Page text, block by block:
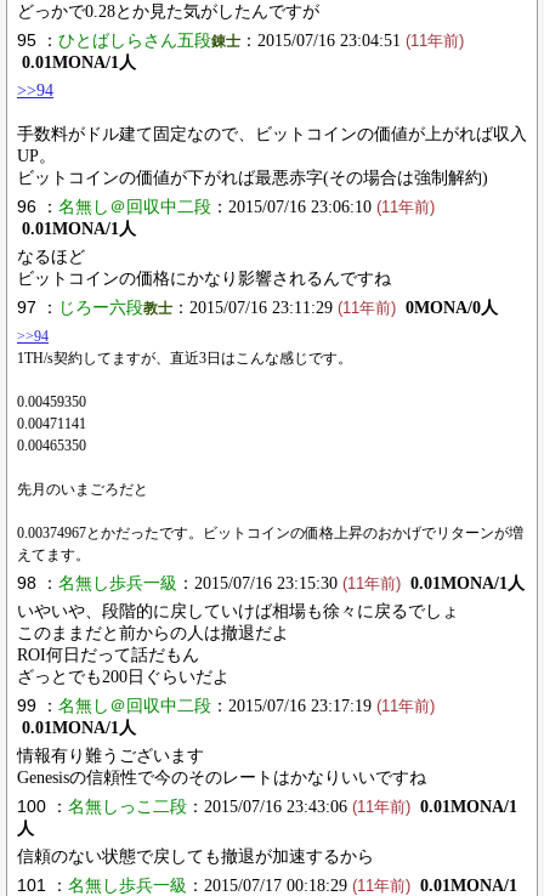
どっかで0.28とか見た気がしたんですが
95 ： ひとばしらさん五段錬士 ：2015/07/16 23:04:51 (11年前)
0.01MONA/1人
>>94
手数料がドル建て固定なので、ビットコインの価値が上がれば収入
UP。
ビットコインの価値が下がれば最悪赤字(その場合は強制解約)
96 ： 名無し＠回収中二段 ：2015/07/16 23:06:10 (11年前)
0.01MONA/1人
なるほど
ビットコインの価格にかなり影響されるんですね
97 ： じろー六段教士 ：2015/07/16 23:11:29 (11年前) 0MONA/0人
>>94
1TH/s契約してますが、直近3日はこんな感じです。
0.00459350
0.00471141
0.00465350
先月のいまごろだと
0.00374967とかだったです。ビットコインの価格上昇のおかげでリターンが増
えてます。
98 ： 名無し歩兵一級 ：2015/07/16 23:15:30 (11年前) 0.01MONA/1人
いやいや、段階的に戻していけば相場も徐々に戻るでしょ
このままだと前からの人は撤退だよ
ROI何日だって話だもん
ざっとでも200日ぐらいだよ
99 ： 名無し＠回収中二段 ：2015/07/16 23:17:19 (11年前)
0.01MONA/1人
情報有り難うございます
Genesisの信頼性で今のそのレートはかなりいいですね
100 ： 名無しっこ二段 ：2015/07/16 23:43:06 (11年前) 0.01MONA/1
人
信頼のない状態で戻しても撤退が加速するから
101 ： 名無し歩兵一級 ：2015/07/17 00:18:29 (11年前) 0.01MONA/1